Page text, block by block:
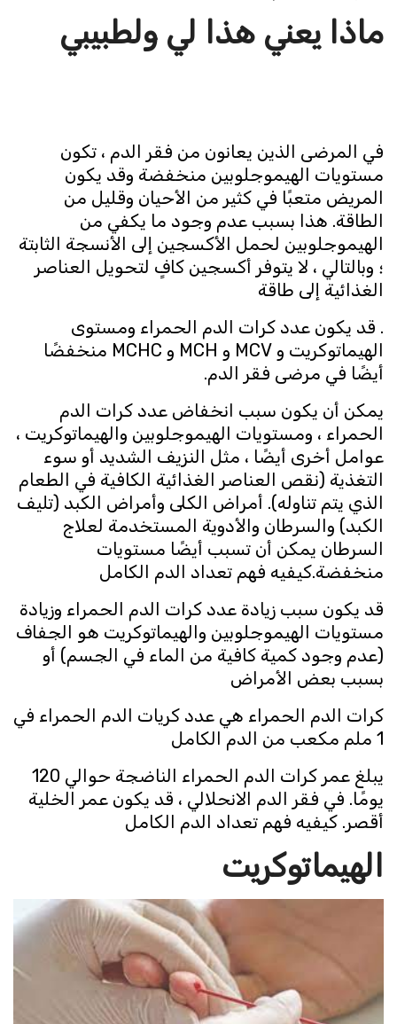
ماذا يعني هذا لي ولطبيبي
في المرضى الذين يعانون من فقر الدم ، تكون
مستويات الهيموجلوبين منخفضة وقد يكون
المريض متعبًا في كثير من الأحيان وقليل من
الطاقة. هذا بسبب عدم وجود ما يكفي من
الهيموجلوبين لحمل الأكسجين إلى الأنسجة الثابتة
؛ وبالتالي ، لا يتوفر أكسجين كافٍ لتحويل العناصر
الغذائية إلى طاقة
. قد يكون عدد كرات الدم الحمراء ومستوى
الهيماتوكريت و MCV و MCH و MCHC منخفضًا
أيضًا في مرضى فقر الدم.
يمكن أن يكون سبب انخفاض عدد كرات الدم
الحمراء ، ومستويات الهيموجلوبين والهيماتوكريت ،
عوامل أخرى أيضًا ، مثل النزيف الشديد أو سوء
التغذية (نقص العناصر الغذائية الكافية في الطعام
الذي يتم تناوله). أمراض الكلى وأمراض الكبد (تليف
الكبد) والسرطان والأدوية المستخدمة لعلاج
السرطان يمكن أن تسبب أيضًا مستويات
منخفضة.كيفيه فهم تعداد الدم الكامل
قد يكون سبب زيادة عدد كرات الدم الحمراء وزيادة
مستويات الهيموجلوبين والهيماتوكريت هو الجفاف
(عدم وجود كمية كافية من الماء في الجسم) أو
بسبب بعض الأمراض
كرات الدم الحمراء هي عدد كريات الدم الحمراء في
يبلغ عمر كرات الدم الحمراء الناضجة حوالي 120
يومًا. في فقر الدم الانحلالي ، قد يكون عمر الخلية
أقصر. كيفيه فهم تعداد الدم الكامل
الهيماتوكريت